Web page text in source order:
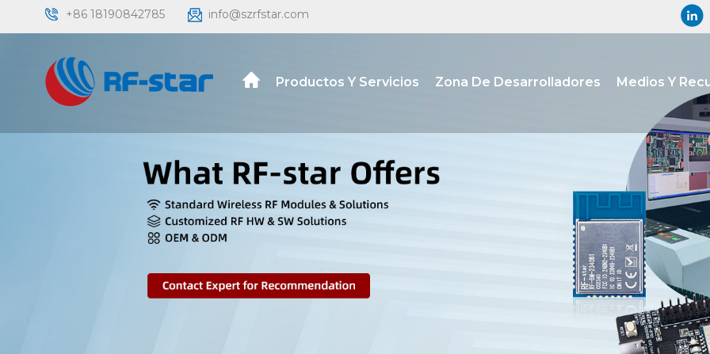
+86 18190842785 info@szrfstar.com
Productos Y Servicios Zona De Desarrolladores Medios Y